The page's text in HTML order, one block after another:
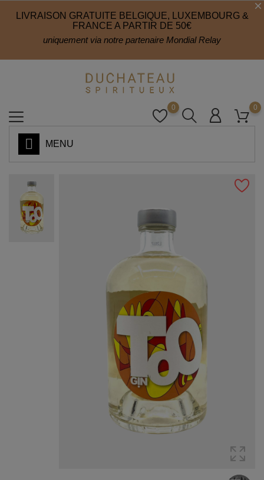
LIVRAISON GRATUITE BELGIQUE, LUXEMBOURG &
FRANCE A PARTIR DE 50€
uniquement via notre partenaire Mondial Relay
0
0
MENU